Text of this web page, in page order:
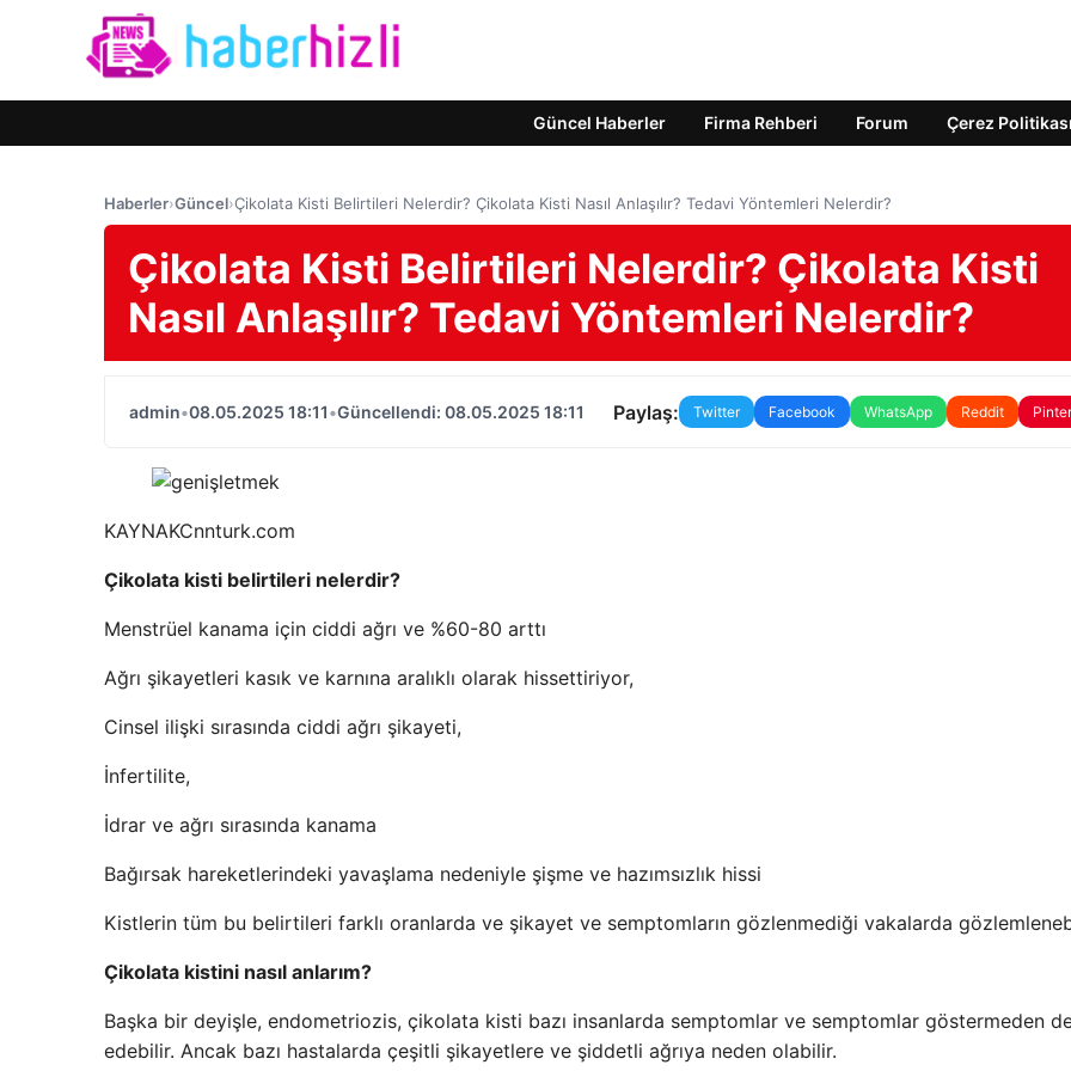
Güncel Haberler Firma Rehberi Forum Çerez Politikası
Haberler›Güncel›Çikolata Kisti Belirtileri Nelerdir? Çikolata Kisti Nasıl Anlaşılır? Tedavi Yöntemleri Nelerdir?
Çikolata Kisti Belirtileri Nelerdir? Çikolata Kisti
Nasıl Anlaşılır? Tedavi Yöntemleri Nelerdir?
admin•08.05.2025 18:11•Güncellendi: 08.05.2025 18:11 Paylaş: Twitter Facebook WhatsApp Reddit
KAYNAKCnnturk.com
Çikolata kisti belirtileri nelerdir?
Menstrüel kanama için ciddi ağrı ve %60-80 arttı
Ağrı şikayetleri kasık ve karnına aralıklı olarak hissettiriyor,
Cinsel ilişki sırasında ciddi ağrı şikayeti,
İnfertilite,
İdrar ve ağrı sırasında kanama
Bağırsak hareketlerindeki yavaşlama nedeniyle şişme ve hazımsızlık hissi
Kistlerin tüm bu belirtileri farklı oranlarda ve şikayet ve semptomların gözlenmediği vakalarda
Çikolata kistini nasıl anlarım?
Başka bir deyişle, endometriozis, çikolata kisti bazı insanlarda semptomlar ve semptomlar göstermeden
edebilir. Ancak bazı hastalarda çeşitli şikayetlere ve şiddetli ağrıya neden olabilir.